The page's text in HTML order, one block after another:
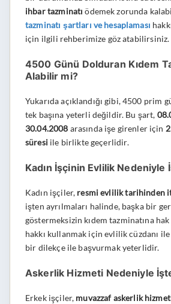
ihbar tazminatı ödemek zorunda
tazminatı şartları ve hesaplaması
için ilgili rehberimize göz atabilirsiniz.
4500 Günü Dolduran Kıdem
Alabilir mi?
Yukarıda açıklandığı gibi, 4500 prim
tek başına yeterli değildir. Bu şart,
30.04.2008 arasında işe girenler için
süresiile birlikte geçerlidir.
Kadın İşçinin Evlilik Nedeniyle
Kadın işçiler, resmi evlilik tarihinden
işten ayrılmaları halinde, başka bir
göstermeksizin kıdem tazminatına hak
hakkı kullanmak için evlilik cüzdanı
bir dilekçe ile başvurmak yeterlidir.
Askerlik Hizmeti Nedeniyle
Erkek işçiler, muvazzaf askerlik